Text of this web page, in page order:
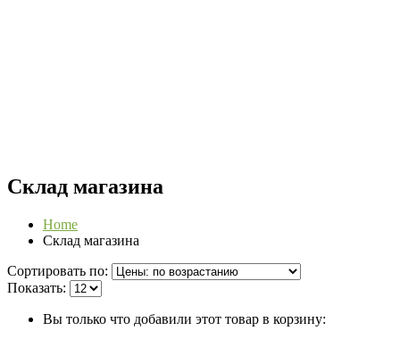
Склад магазина
Home
Склад магазина
Сортировать по:
Показать:
Вы только что добавили этот товар в корзину: